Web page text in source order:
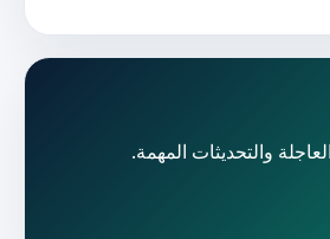
والتحديثات المهمة.